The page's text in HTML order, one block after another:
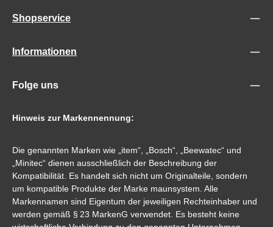
Shopservice
Informationen
Folge uns
Hinweis zur Markennennung:
Die genannten Marken wie „item“, „Bosch“, „Beewatec“ und
„Minitec“ dienen ausschließlich der Beschreibung der
Kompatibilität. Es handelt sich nicht um Originalteile, sondern
um kompatible Produkte der Marke maunsystem. Alle
Markennamen sind Eigentum der jeweiligen Rechteinhaber und
werden gemäß § 23 MarkenG verwendet. Es besteht keine